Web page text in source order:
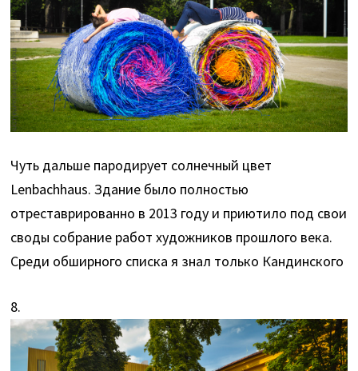
Чуть дальше пародирует солнечный цвет
Lenbachhaus. Здание было полностью
отреставрированно в 2013 году и приютило под свои
своды собрание работ художников прошлого века.
Среди обширного списка я знал только Кандинского
8.